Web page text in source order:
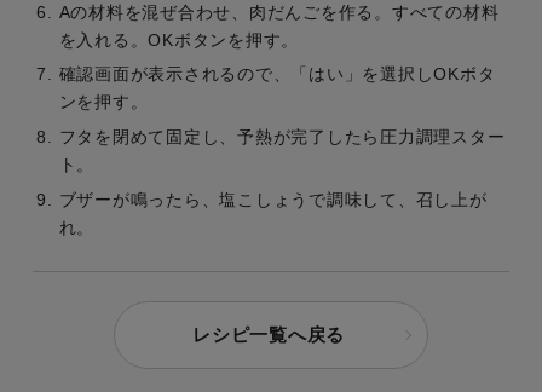
Aの材料を混ぜ合わせ、肉だんごを作る。すべての材料
を入れる。OKボタンを押す。
確認画面が表示されるので、「はい」を選択しOKボタ
ンを押す。
フタを閉めて固定し、予熱が完了したら圧力調理スター
ト。
ブザーが鳴ったら、塩こしょうで調味して、召し上が
れ。
レシピ一覧へ戻る